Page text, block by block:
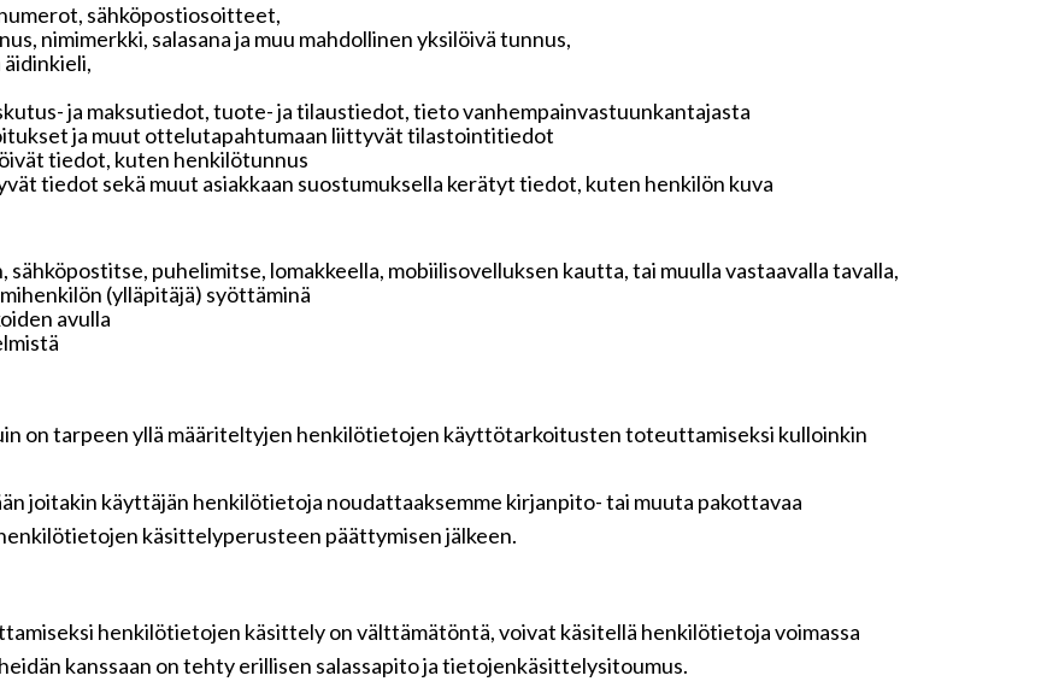
sähköpostiosoitteet,
nimimerkki, salasana ja muu mahdollinen yksilöivä tunnus,
ja maksutiedot, tuote- ja tilaustiedot, tieto vanhempainvastuunkantajasta
ja muut ottelutapahtumaan liittyvät tilastointitiedot
tiedot, kuten henkilötunnus
tiedot sekä muut asiakkaan suostumuksella kerätyt tiedot, kuten henkilön kuva
puhelimitse, lomakkeella, mobiilisovelluksen kautta, tai muulla vastaavalla tavalla,
(ylläpitäjä) syöttäminä
avulla
on tarpeen yllä määriteltyjen henkilötietojen käyttötarkoitusten toteuttamiseksi kulloinkin
joitakin käyttäjän henkilötietoja noudattaaksemme kirjanpito- tai muuta pakottavaa
käsittelyperusteen päättymisen jälkeen.
henkilötietojen käsittely on välttämätöntä, voivat käsitellä henkilötietoja voimassa
kanssaan on tehty erillisen salassapito ja tietojenkäsittelysitoumus.